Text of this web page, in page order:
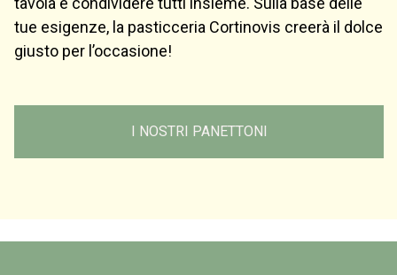
tue esigenze, la pasticceria Cortinovis creerà il dolce
giusto per l’occasione!
I NOSTRI PANETTONI